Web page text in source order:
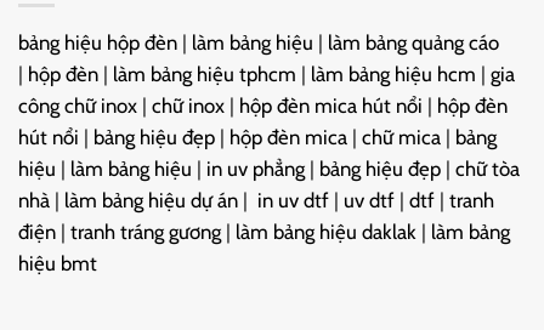
bảng hiệu hộp đèn | làm bảng hiệu | làm bảng quảng cáo
| hộp đèn | làm bảng hiệu tphcm | làm bảng hiệu hcm | gia
công chữ inox | chữ inox | hộp đèn mica hút nổi | hộp đèn
hút nổi | bảng hiệu đẹp | hộp đèn mica | chữ mica | bảng
hiệu | làm bảng hiệu | in uv phẳng | bảng hiệu đẹp | chữ tòa
nhà | làm bảng hiệu dự án | in uv dtf | uv dtf | dtf | tranh
điện | tranh tráng gương | làm bảng hiệu daklak | làm bảng
hiệu bmt